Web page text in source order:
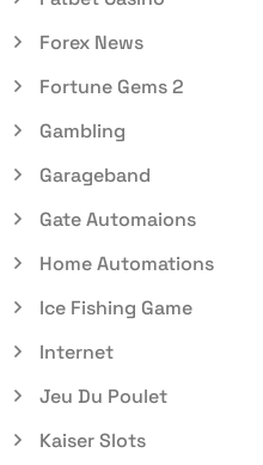
Forex News
Fortune Gems 2
Gambling
Garageband
Gate Automaions
Home Automations
Ice Fishing Game
Internet
Jeu Du Poulet
Kaiser Slots